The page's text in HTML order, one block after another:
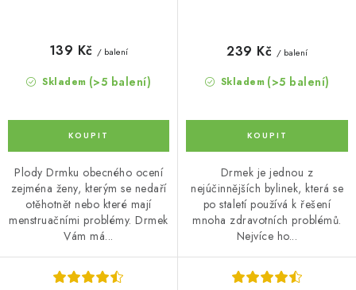
Skladem (>5 balení)
139 Kč / balení
Plody Drmku obecného ocení
zejména ženy, kterým se nedaří
otěhotnět nebo které mají
menstruačními problémy. Drmek
Vám má...
Skladem (>5 balení)
239 Kč / balení
Drmek je jednou z
nejúčinnějších bylinek, která se
po staletí používá k řešení
mnoha zdravotních problémů.
Nejvíce ho...